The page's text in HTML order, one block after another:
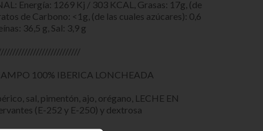
Energía: 1269 Kj / 303 KCAL, Grasas: 17g, (de
de Carbono: <1g, (de las cuales azúcares): 0,6
36,5 g, Sal: 3,9 g
100% IBERICA LONCHEADA
sal, pimentón, ajo, orégano, LECHE EN
(E-252 y E-250) y dextrosa